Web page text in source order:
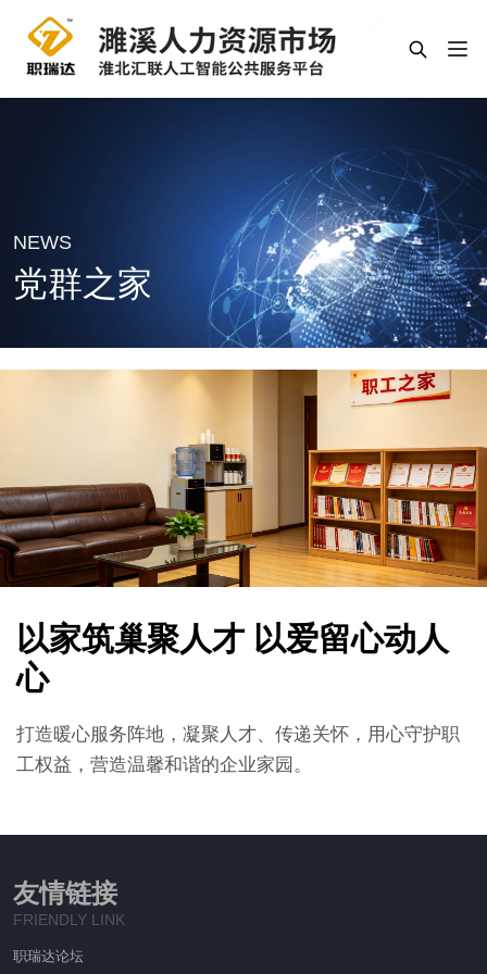
NEWS
党群之家
以家筑巢聚人才 以爱留心动人
心
打造暖心服务阵地，凝聚人才、传递关怀，用心守护职
工权益，营造温馨和谐的企业家园。
友情链接
FRIENDLY LINK
职瑞达论坛